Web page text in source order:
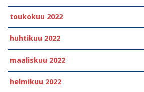
toukokuu 2022
huhtikuu 2022
maaliskuu 2022
helmikuu 2022